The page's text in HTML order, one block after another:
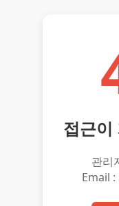
접근이
관리
Email